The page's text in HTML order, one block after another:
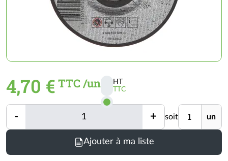
4,70 € TTC /un
Activer
les
TTC
HT
TTC
- Quantité + soit Unité un
Ajouter à ma liste